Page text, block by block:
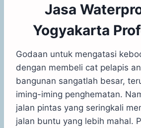
Jasa
Yogyakarta
Godaan untuk mengatasi
dengan membeli cat pelapis
bangunan sangatlah besar,
iming-iming penghematan.
jalan pintas yang seringkali
jalan buntu yang lebih mahal.